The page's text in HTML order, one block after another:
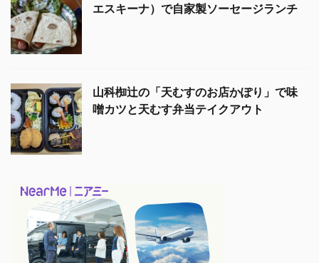
エスキーナ）で自家製ソーセージランチ
山科椥辻の「天むすのお店かぽり」で味
噌カツと天むす弁当テイクアウト